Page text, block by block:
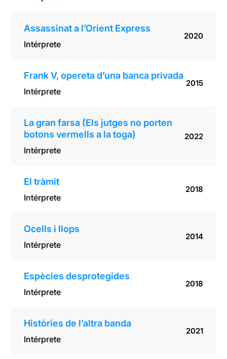
Assassinat a l’Orient Express
Intérprete
2020
Frank V, opereta d’una banca privada
Intérprete
2015
La gran farsa (Els jutges no porten
botons vermells a la toga)
Intérprete
2022
El tràmit
Intérprete
2018
Ocells i llops
Intérprete
2014
Espècies desprotegides
Intérprete
2018
Històries de l’altra banda
Intérprete
2021